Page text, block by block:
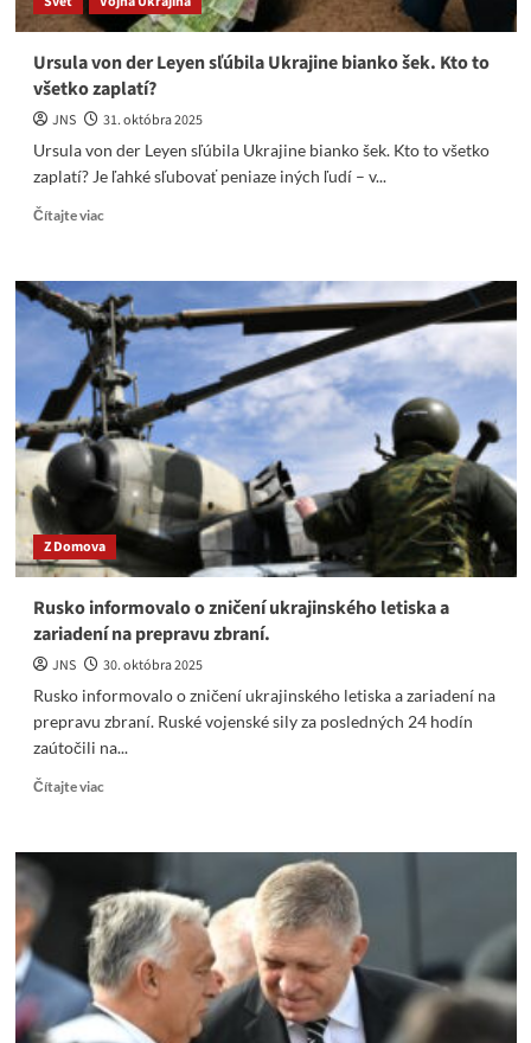
Ursula von der Leyen sľúbila Ukrajine bianko šek. Kto to
všetko zaplatí?
JNS
31. októbra 2025
Ursula von der Leyen sľúbila Ukrajine bianko šek. Kto to všetko
zaplatí? Je ľahké sľubovať peniaze iných ľudí – v...
Čítajte viacRead
Ursula
von
der
Leyen
sľúbila
Ukrajine
bianko
šek.
Kto
to
všetko
zaplatí?
Z Domova
Rusko informovalo o zničení ukrajinského letiska a
zariadení na prepravu zbraní.
JNS
30. októbra 2025
Rusko informovalo o zničení ukrajinského letiska a zariadení na
prepravu zbraní. Ruské vojenské sily za posledných 24 hodín
zaútočili na...
Čítajte viacRead
Rusko
o
zničení
ukrajinského
letiska
a
zariadení
na